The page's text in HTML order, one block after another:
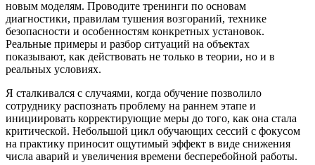
новым моделям. Проводите тренинги по основам
диагностики, правилам тушения возгораний, технике
безопасности и особенностям конкретных установок.
Реальные примеры и разбор ситуаций на объектах
показывают, как действовать не только в теории, но и в
реальных условиях.
Я сталкивался с случаями, когда обучение позволило
сотруднику распознать проблему на раннем этапе и
инициировать корректирующие меры до того, как она стала
критической. Небольшой цикл обучающих сессий с фокусом
на практику приносит ощутимый эффект в виде снижения
числа аварий и увеличения времени бесперебойной работы.